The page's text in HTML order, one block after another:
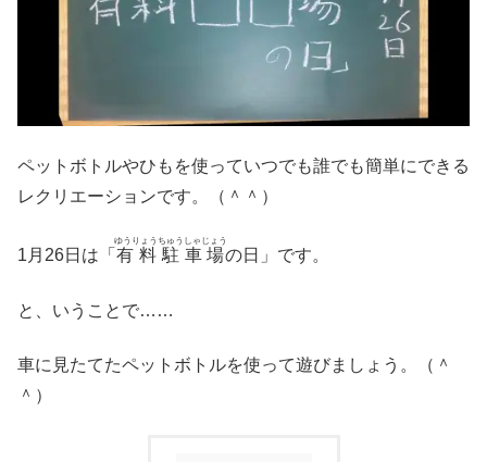
ペットボトルやひもを使っていつでも誰でも簡単にできる
レクリエーションです。（＾＾）
1月26日は「 有料駐車場
ゆうりょうちゅうしゃじょう
の日」です。
と、いうことで……
車に見たてたペットボトルを使って遊びましょう。（＾
＾）